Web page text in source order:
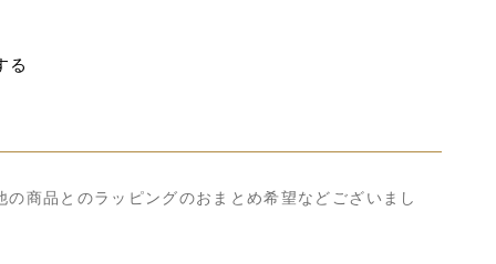
る
商品とのラッピングのおまとめ希望などございまし